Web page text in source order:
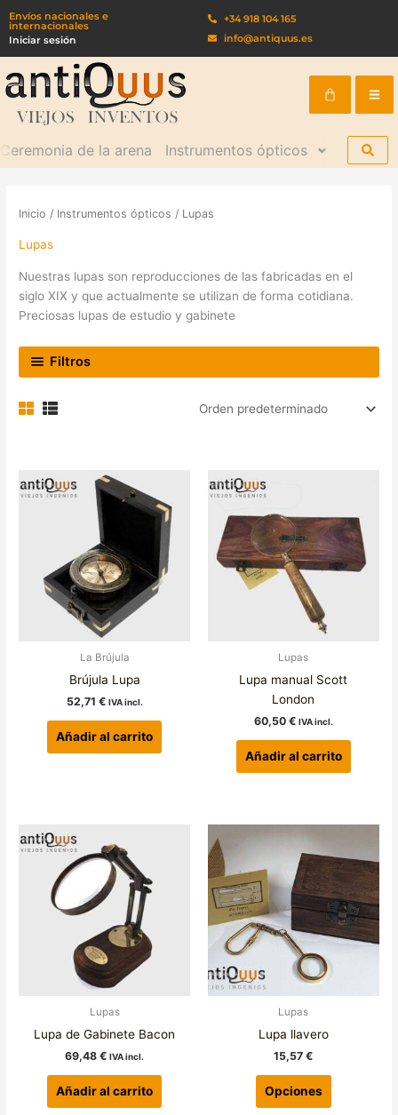
contenido
Envíos nacionales e
internacionales
Iniciar sesión
+34 918 104 165
info@antiquus.es
Cart
Ceremonia de la arena Instrumentos ópticos Kits de
Inicio / Instrumentos ópticos / Lupas
Lupas
Nuestras lupas son reproducciones de las fabricadas en el
siglo XIX y que actualmente se utilizan de forma cotidiana.
Preciosas lupas de estudio y gabinete
Filtros
La Brújula
Brújula Lupa
52,71 € IVA incl.
Añadir al carrito
Lupas
Lupa manual Scott
London
60,50 € IVA incl.
Añadir al carrito
Lupas
Lupa de Gabinete Bacon
69,48€ IVA incl.
Añadir al carrito
Lupas
Lupa llavero
15,57€
Opciones
producto
múltiples
variantes.
Las
producto